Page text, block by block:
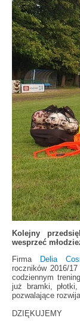
Kolejny
wesprzeć
Firma Delia
roczników 2016/
codziennym
już bramki,
pozwalające
DZIĘKUJEMY